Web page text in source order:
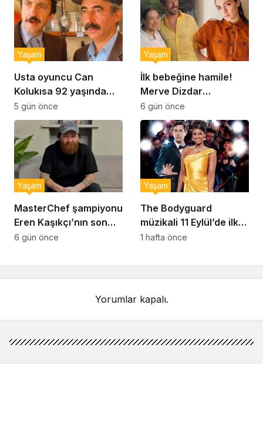
Usta oyuncu Can
Kolukısa 92 yaşında
hayatını kaybetti
Yaşam
5 gün önce
İlk bebeğine hamile!
Merve Dizdar
sessizliğini bozdu: ‘İsim
bulmak çok zor’
Yaşam
6 gün önce
MasterChef şampiyonu
Eren Kaşıkçı’nın son
anlarındaki kahreden
Yaşam
6 gün önce
The Bodyguard
müzikali 11 Eylül’de ilk
kez Türkiye’de
Yaşam
1 hafta önce
Yorumlar kapalı.